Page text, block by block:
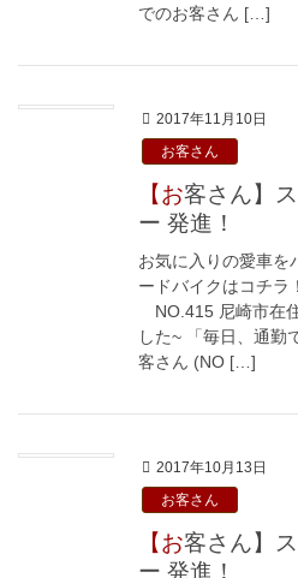
でのお客さん […]
2017年11月10日
お客さん
【お客さん】スペシャライズド アレ
ー 発進！
お気に入りの愛車
ードバイクはコチラ
NO.415 尼崎市在
した~ 「毎日、通
客さん (NO […]
2017年10月13日
お客さん
【お客さん】スペシャライズド アレ
ー 発進！